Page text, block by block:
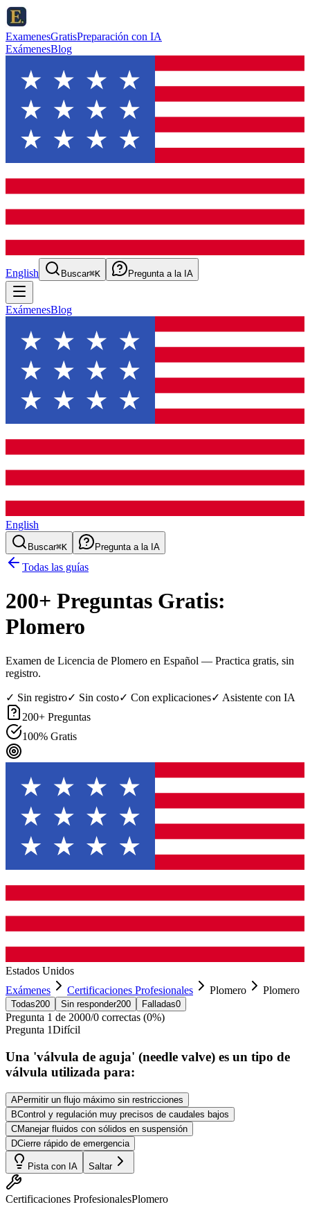
ExamenesGratisPreparación con IA
ExámenesBlog
English Buscar⌘K Pregunta a la IA
ExámenesBlog
English
Buscar⌘K Pregunta a la IA
Todas las guías
200+ Preguntas Gratis:
Plomero
Examen de Licencia de Plomero en Español — Practica gratis, sin
registro.
✓ Sin registro✓ Sin costo✓ Con explicaciones✓ Asistente con IA
200+ Preguntas
100% Gratis
Estados Unidos
Exámenes
Certificaciones Profesionales Plomero Plomero
Todas200 Sin responder200 Falladas0
Pregunta 1 de 2000/0 correctas (0%)
Pregunta 1Difícil
Una 'válvula de aguja' (needle valve) es un tipo de
válvula utilizada para:
APermitir un flujo máximo sin restricciones
BControl y regulación muy precisos de caudales bajos
CManejar fluidos con sólidos en suspensión
DCierre rápido de emergencia
Pista con IA Saltar
Certificaciones ProfesionalesPlomero